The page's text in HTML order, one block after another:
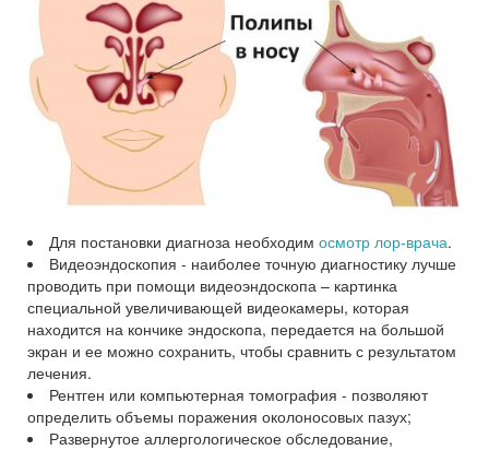
Для постановки диагноза необходим осмотр лор-врача.
Видеоэндоскопия - наиболее точную диагностику лучше
проводить при помощи видеоэндоскопа – картинка
специальной увеличивающей видеокамеры, которая
находится на кончике эндоскопа, передается на большой
экран и ее можно сохранить, чтобы сравнить с результатом
лечения.
Рентген или компьютерная томография - позволяют
определить объемы поражения околоносовых пазух;
Развернутое аллергологическое обследование,